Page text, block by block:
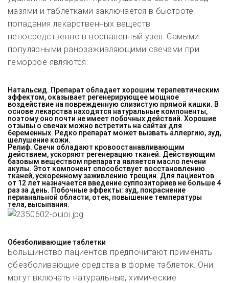
мазями и таблетками заключается в быстроте
попадания лекарственных веществ
непосредственно в воспаленный узел. Самыми
популярными ранозаживляющими свечами при
геморрое являются:
Натальсид. Препарат обладает хорошим терапевтическим
эффектом, оказывает регенерирующее мощное
воздействие на поврежденную слизистую прямой кишки. В
основе лекарства находятся натуральные компоненты,
поэтому оно почти не имеет побочных действий. Хорошие
отзывы о свечах можно встретить на сайтах для
беременных. Редко препарат может вызвать аллергию, зуд,
шелушение кожи.
Релиф. Свечи обладают кровоостанавливающим
действием, ускоряют регенерацию тканей. Действующим
базовым веществом препарата является масло печени
акулы. Этот компонент способствует восстановлению
тканей, ускоренному заживлению трещин. Для пациентов
от 12 лет назначается введение суппозиториев не больше 4
раз за день. Побочные эффекты: зуд, покраснение
перианальной области, отек, повышение температуры
тела, высыпания.
Обезболивающие таблетки
Большинство пациентов предпочитают применять
обезболивающие средства в форме таблеток. Они
могут включать натуральные, химические